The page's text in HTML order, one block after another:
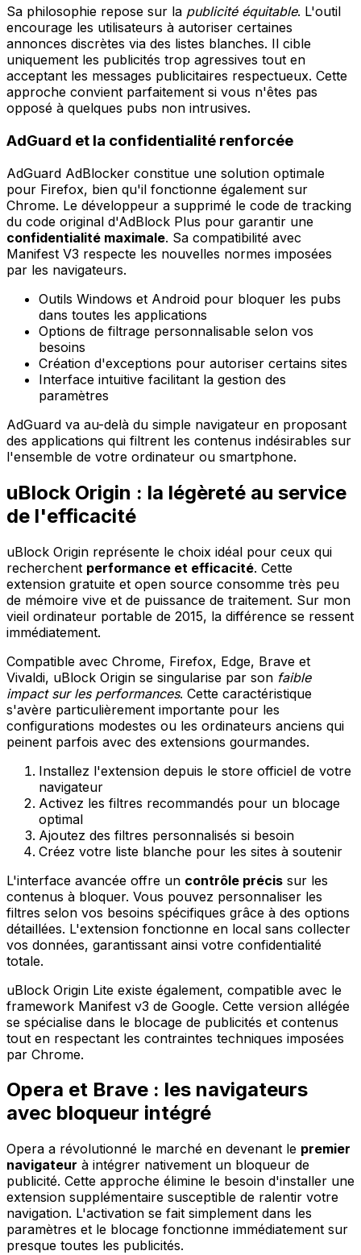
Sa philosophie repose sur la publicité équitable. L'outil
encourage les utilisateurs à autoriser certaines
annonces discrètes via des listes blanches. Il cible
uniquement les publicités trop agressives tout en
acceptant les messages publicitaires respectueux. Cette
approche convient parfaitement si vous n'êtes pas
opposé à quelques pubs non intrusives.
AdGuard et la confidentialité renforcée
AdGuard AdBlocker constitue une solution optimale
pour Firefox, bien qu'il fonctionne également sur
Chrome. Le développeur a supprimé le code de tracking
du code original d'AdBlock Plus pour garantir une
confidentialité maximale. Sa compatibilité avec
Manifest V3 respecte les nouvelles normes imposées
par les navigateurs.
Outils Windows et Android pour bloquer les pubs
dans toutes les applications
Options de filtrage personnalisable selon vos
besoins
Création d'exceptions pour autoriser certains sites
Interface intuitive facilitant la gestion des
paramètres
AdGuard va au-delà du simple navigateur en proposant
des applications qui filtrent les contenus indésirables sur
l'ensemble de votre ordinateur ou smartphone.
uBlock Origin : la légèreté au service
de l'efficacité
uBlock Origin représente le choix idéal pour ceux qui
recherchent performance et efficacité. Cette
extension gratuite et open source consomme très peu
de mémoire vive et de puissance de traitement. Sur mon
vieil ordinateur portable de 2015, la différence se ressent
immédiatement.
Compatible avec Chrome, Firefox, Edge, Brave et
Vivaldi, uBlock Origin se singularise par son faible
impact sur les performances. Cette caractéristique
s'avère particulièrement importante pour les
configurations modestes ou les ordinateurs anciens qui
peinent parfois avec des extensions gourmandes.
Installez l'extension depuis le store officiel de votre
navigateur
Activez les filtres recommandés pour un blocage
optimal
Ajoutez des filtres personnalisés si besoin
Créez votre liste blanche pour les sites à soutenir
L'interface avancée offre un contrôle précis sur les
contenus à bloquer. Vous pouvez personnaliser les
filtres selon vos besoins spécifiques grâce à des options
détaillées. L'extension fonctionne en local sans collecter
vos données, garantissant ainsi votre confidentialité
totale.
uBlock Origin Lite existe également, compatible avec le
framework Manifest v3 de Google. Cette version allégée
se spécialise dans le blocage de publicités et contenus
tout en respectant les contraintes techniques imposées
par Chrome.
Opera et Brave : les navigateurs
avec bloqueur intégré
Opera a révolutionné le marché en devenant le premier
navigateur à intégrer nativement un bloqueur de
publicité. Cette approche élimine le besoin d'installer une
extension supplémentaire susceptible de ralentir votre
navigation. L'activation se fait simplement dans les
paramètres et le blocage fonctionne immédiatement sur
presque toutes les publicités.